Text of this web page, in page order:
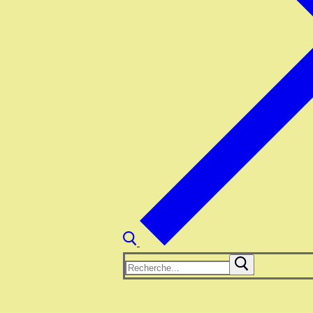
Rechercher
: